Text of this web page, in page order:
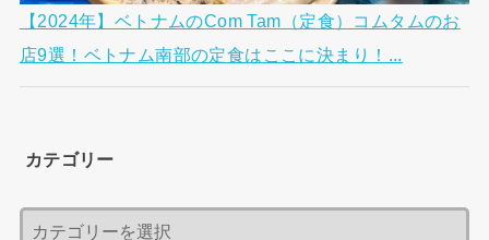
【2024年】ベトナムのCom Tam（定食）コムタムのお
店9選！ベトナム南部の定食はここに決まり！...
カテゴリー